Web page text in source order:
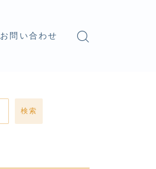
お問い合わせ
検索